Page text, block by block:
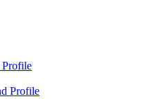
Profile
Profile